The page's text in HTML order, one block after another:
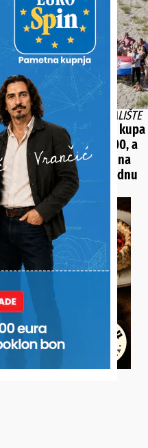
NOVO OMILJENO OKUPLJALIŠTE
Ispod dravskog mosta kupa
ih se i roštilja preko 100, a
za sve one koji ljetuju na
Jadranu imaju samo jednu
kratku poruku!